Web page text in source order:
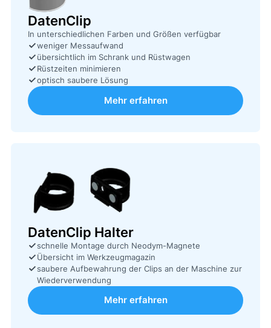
DatenClip
In unterschiedlichen Farben und Größen verfügbar
weniger Messaufwand
übersichtlich im Schrank und Rüstwagen
Rüstzeiten minimieren
optisch saubere Lösung
Mehr erfahren
DatenClip Halter
schnelle Montage durch Neodym-Magnete
Übersicht im Werkzeugmagazin
saubere Aufbewahrung der Clips an der Maschine zur
Wiederverwendung
Mehr erfahren